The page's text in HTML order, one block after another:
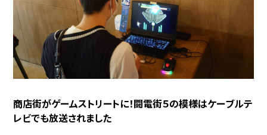
商店街がゲームストリートに！闘電街５の模様はケーブルテ
レビでも放送されました